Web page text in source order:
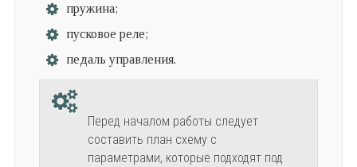
пружина;
пусковое реле;
педаль управления.
Перед началом работы следует
составить план схему с
параметрами, которые подходят под